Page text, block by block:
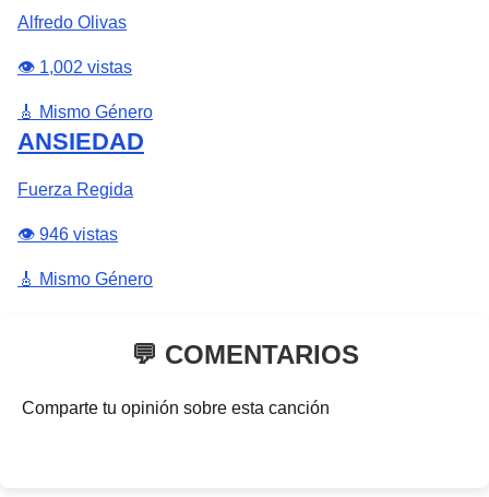
Alfredo Olivas
👁️ 1,002 vistas
🎸 Mismo Género
ANSIEDAD
Fuerza Regida
👁️ 946 vistas
🎸 Mismo Género
💬 COMENTARIOS
Comparte tu opinión sobre esta canción